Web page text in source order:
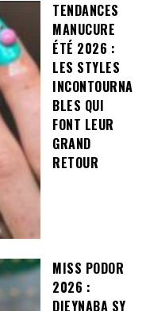
TENDANCES
MANUCURE
ÉTÉ 2026 :
LES STYLES
INCONTOURNA
BLES QUI
FONT LEUR
GRAND
RETOUR
MISS PODOR
2026 :
DIEYNABA SY